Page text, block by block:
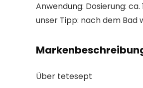
Anwendung: Dosierung:
unser Tipp: nach dem Bad
Über tetesept